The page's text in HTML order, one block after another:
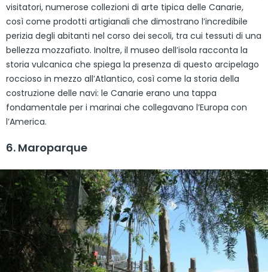
visitatori, numerose collezioni di arte tipica delle Canarie,
così come prodotti artigianali che dimostrano l’incredibile
perizia degli abitanti nel corso dei secoli, tra cui tessuti di una
bellezza mozzafiato. Inoltre, il museo dell’isola racconta la
storia vulcanica che spiega la presenza di questo arcipelago
roccioso in mezzo all’Atlantico, così come la storia della
costruzione delle navi: le Canarie erano una tappa
fondamentale per i marinai che collegavano l’Europa con
l’America.
6. Maroparque